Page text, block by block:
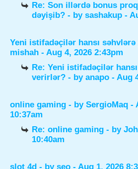
Re: Son illərdə bonus
dəyişib? - bysashakup -
Yeni istifadəçilər hansı
mishah - Aug 4, 2026 2:43pm
Re: Yeni istifadəçilər
verirlər? - byanapo - Aug
online gaming - by SergioMaq -
10:37am
Re: online gaming - by
10:40am
slot 4d - by seo - Aug 1, 2026